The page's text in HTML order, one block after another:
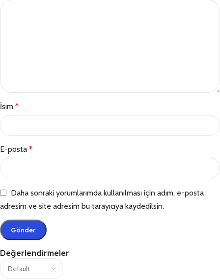
Değerlendirmeler
İsim *
E-posta *
Daha sonraki yorumlarımda kullanılması için adım, e-posta
adresim ve site adresim bu tarayıcıya kaydedilsin.